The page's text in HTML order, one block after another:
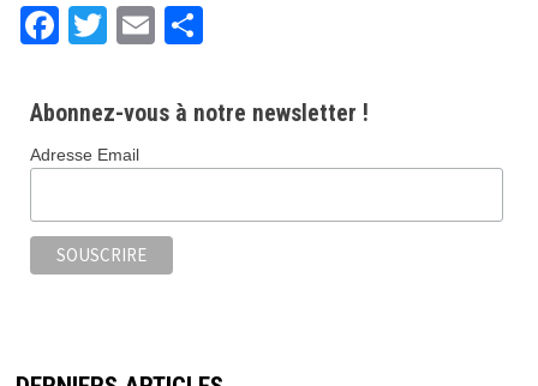
Fa
b
o
o
k
T
tt
er
E
ai
P
ta
r
Abonnez-vous à notre newsletter !
Adresse Email